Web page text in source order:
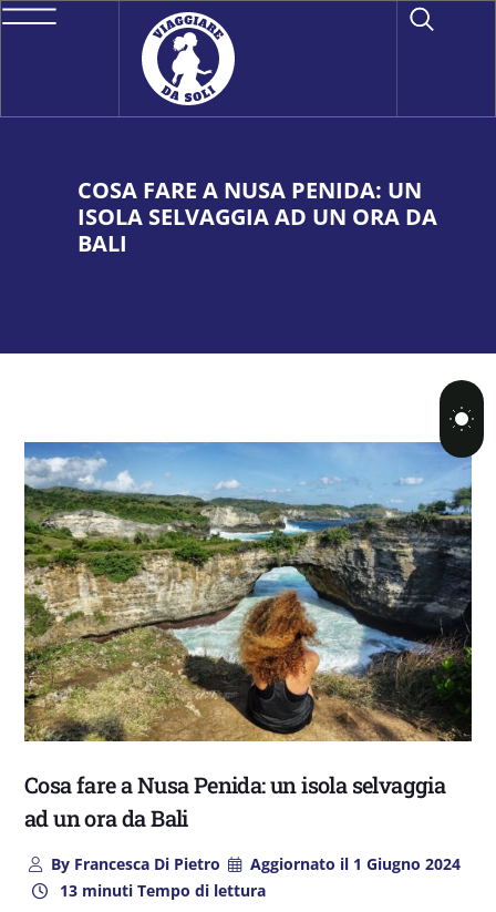
COSA FARE A NUSA PENIDA: UN
ISOLA SELVAGGIA AD UN ORA DA
BALI
Cosa fare a Nusa Penida: un isola selvaggia
ad un ora da Bali
ByFrancesca Di Pietro Aggiornato il 1 Giugno 2024
13 minuti Tempo di lettura